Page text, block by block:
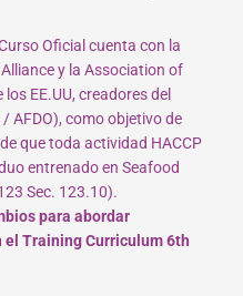
Oficial cuenta con la
y la Association of
EE.UU, creadores del
AFDO), como objetivo de
que toda actividad HACCP
entrenado en Seafood
Sec. 123.10).
para abordar
el Training Curriculum 6th